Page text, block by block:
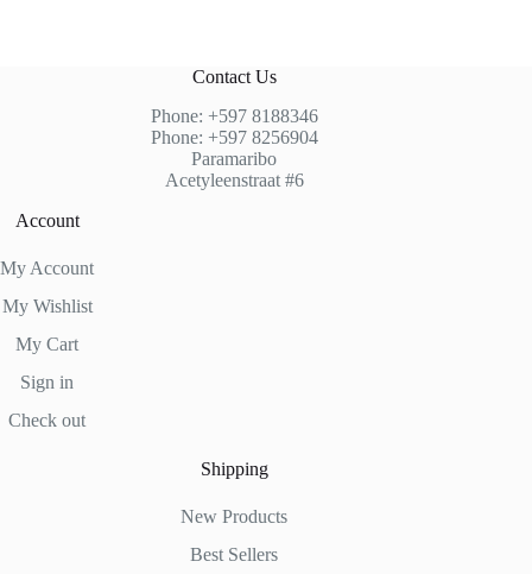
Contact Us
Phone: +597 8188346
Phone: +597 8256904
Paramaribo
Acetyleenstraat #6
Account
My Account
My Wishlist
My Cart
Sign in
Check out
Shipping
New Products
Best Sellers